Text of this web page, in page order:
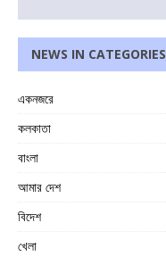
NEWS IN CATEGORIES
একনজরে
কলকাতা
বাংলা
আমার দেশ
বিদেশ
খেলা